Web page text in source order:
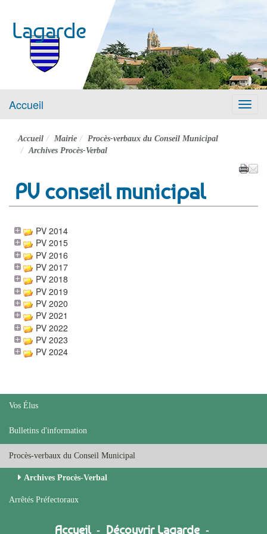
Lagarde
Menu
Accueil
Accueil Mairie
Procès-verbaux du Conseil Municipal
Archives Procès-Verbal
PV conseil municipal
PV 2014
PV 2015
PV 2016
PV 2017
PV 2018
PV 2019
PV 2020
PV 2021
PV 2022
PV 2023
PV 2024
Vos Élus
Bulletins d'information
Procès-verbaux du Conseil Municipal
Archives Procès-Verbal
Arrêtés Préfectoraux
Accueil - Découvrir Lagarde -